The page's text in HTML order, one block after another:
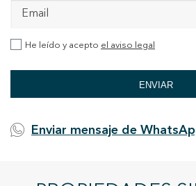
He leído y acepto el aviso legal
ENVIAR
Enviar mensaje de